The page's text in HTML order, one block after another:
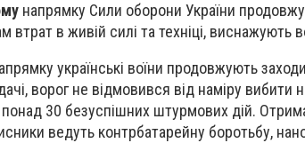
напрямку Сили оборони України
втрат в живій силі та техніці, виснажують
українські воїни продовжують
ворог не відмовився від наміру вибити
30 безуспішних штурмових дій.
ведуть контрбатарейну боротьбу,